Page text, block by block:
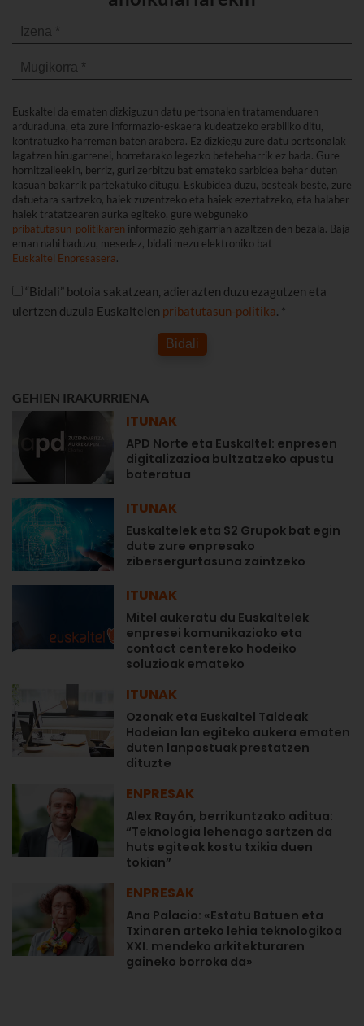
Euskaltel da ematen dizkiguzun datu pertsonalen tratamenduaren
arduraduna, eta zure informazio-eskaera kudeatzeko erabiliko ditu,
kontratuzko harreman baten arabera. Ez dizkiegu zure datu pertsonalak
lagatzen hirugarrenei, horretarako legezko betebeharrik ez bada. Gure
hornitzaileekin, berriz, guri zerbitzu bat emateko sarbidea behar duten
kasuan bakarrik partekatuko ditugu. Eskubidea duzu, besteak beste, zure
datuetara sartzeko, haiek zuzentzeko eta haiek ezeztatzeko, eta halaber
haiek tratatzearen aurka egiteko, gure webguneko
pribatutasun-politikaren informazio gehigarrian azaltzen den bezala. Baja
eman nahi baduzu, mesedez, bidali mezu elektroniko bat
Euskaltel Enpresasera.
“Bidali” botoia sakatzean, adierazten duzu ezagutzen eta
ulertzen duzula Euskaltelen pribatutasun-politika. *
Bidali
GEHIEN IRAKURRIENA
ITUNAK
APD Norte eta Euskaltel: enpresen
digitalizazioa bultzatzeko apustu
bateratua
ITUNAK
Euskaltelek eta S2 Grupok bat egin
dute zure enpresako
zibersergurtasuna zaintzeko
ITUNAK
Mitel aukeratu du Euskaltelek
enpresei komunikazioko eta
contact centereko hodeiko
soluzioak emateko
ITUNAK
Ozonak eta Euskaltel Taldeak
Hodeian lan egiteko aukera ematen
duten lanpostuak prestatzen
dituzte
ENPRESAK
Alex Rayón, berrikuntzako aditua:
“Teknologia lehenago sartzen da
huts egiteak kostu txikia duen
tokian”
ENPRESAK
Ana Palacio: «Estatu Batuen eta
Txinaren arteko lehia teknologikoa
XXI. mendeko arkitekturaren
gaineko borroka da»